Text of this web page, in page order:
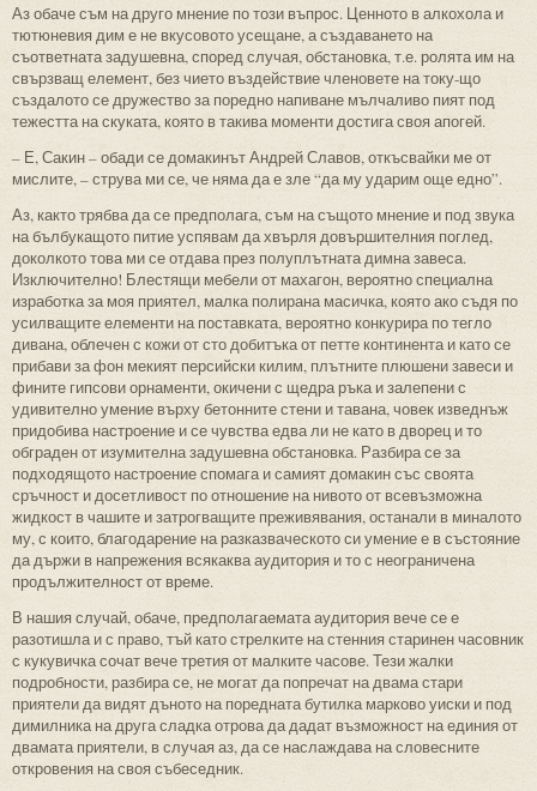
Аз обаче съм на друго мнение по този въпрос. Ценното в алкохола и
тютюневия дим е не вкусовото усещане, а създаването на
съответната задушевна, според случая, обстановка, т.е. ролята им на
свързващ елемент, без чието въздействие членовете на току-що
създалото се дружество за поредно напиване мълчаливо пият под
тежестта на скуката, която в такива моменти достига своя апогей.
– Е, Сакин – обади се домакинът Андрей Славов, откъсвайки ме от
мислите, – струва ми се, че няма да е зле “да му ударим още едно”.
Аз, както трябва да се предполага, съм на същото мнение и под звука
на бълбукащото питие успявам да хвърля довършителния поглед,
доколкото това ми се отдава през полуплътната димна завеса.
Изключително! Блестящи мебели от махагон, вероятно специална
изработка за моя приятел, малка полирана масичка, която ако съдя по
усилващите елементи на поставката, вероятно конкурира по тегло
дивана, облечен с кожи от сто добитъка от петте континента и като се
прибави за фон мекият персийски килим, плътните плюшени завеси и
фините гипсови орнаменти, окичени с щедра ръка и залепени с
удивително умение върху бетонните стени и тавана, човек изведнъж
придобива настроение и се чувства едва ли не като в дворец и то
обграден от изумителна задушевна обстановка. Разбира се за
подходящото настроение спомага и самият домакин със своята
сръчност и досетливост по отношение на нивото от всевъзможна
жидкост в чашите и затрогващите преживявания, останали в миналото
му, с които, благодарение на разказваческото си умение е в състояние
да държи в напрежения всякаква аудитория и то с неограничена
продължителност от време.
В нашия случай, обаче, предполагаемата аудитория вече се е
разотишла и с право, тъй като стрелките на стенния старинен часовник
с кукувичка сочат вече третия от малките часове. Тези жалки
подробности, разбира се, не могат да попречат на двама стари
приятели да видят дъното на поредната бутилка марково уиски и под
димилника на друга сладка отрова да дадат възможност на единия от
двамата приятели, в случая аз, да се наслаждава на словесните
откровения на своя събеседник.